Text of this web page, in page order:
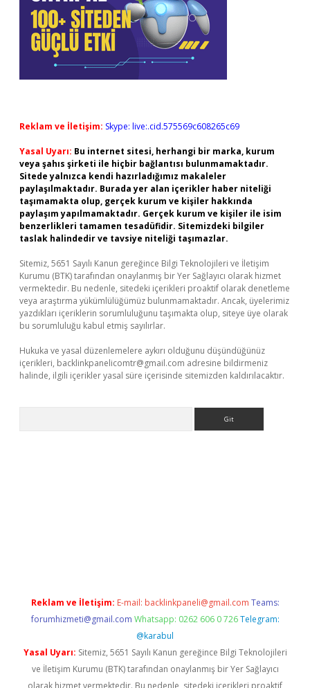
Reklam ve İletişim: Skype: live:.cid.575569c608265c69
Yasal Uyarı: Bu internet sitesi, herhangi bir marka, kurum
veya şahıs şirketi ile hiçbir bağlantısı bulunmamaktadır.
Sitede yalnızca kendi hazırladığımız makaleler
paylaşılmaktadır. Burada yer alan içerikler haber niteliği
taşımamakta olup, gerçek kurum ve kişiler hakkında
paylaşım yapılmamaktadır. Gerçek kurum ve kişiler ile isim
benzerlikleri tamamen tesadüfidir. Sitemizdeki bilgiler
taslak halindedir ve tavsiye niteliği taşımazlar.
Sitemiz, 5651 Sayılı Kanun gereğince Bilgi Teknolojileri ve İletişim
Kurumu (BTK) tarafından onaylanmış bir Yer Sağlayıcı olarak hizmet
vermektedir. Bu nedenle, sitedeki içerikleri proaktif olarak denetleme
veya araştırma yükümlülüğümüz bulunmamaktadır. Ancak, üyelerimiz
yazdıkları içeriklerin sorumluluğunu taşımakta olup, siteye üye olarak
bu sorumluluğu kabul etmiş sayılırlar.
Hukuka ve yasal düzenlemelere aykırı olduğunu düşündüğünüz
içerikleri, backlinkpanelicomtr@gmail.com adresine bildirmeniz
halinde, ilgili içerikler yasal süre içerisinde sitemizden kaldırılacaktır.
Reklam ve İletişim: E-mail: backlinkpaneli@gmail.com Teams:
forumhizmeti@gmail.com Whatsapp: 0262 606 0 726 Telegram:
@karabul
Yasal Uyarı: Sitemiz, 5651 Sayılı Kanun gereğince Bilgi Teknolojileri
ve İletişim Kurumu (BTK) tarafından onaylanmış bir Yer Sağlayıcı
olarak hizmet vermektedir. Bu nedenle, sitedeki içerikleri proaktif